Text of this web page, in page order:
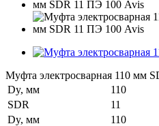
Муфта электросварная 110 мм
Dy, мм
110
SDR
11
Dy, мм
110